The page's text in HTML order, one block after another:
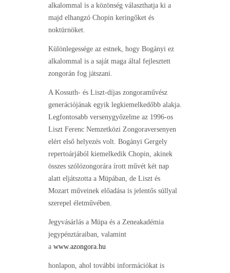
alkalommal is a közönség választhatja ki a
majd elhangzó Chopin keringőket és
noktürnöket.
Különlegessége az estnek, hogy Bogányi ez
alkalommal is a saját maga által fejlesztett
zongorán fog játszani.
A Kossuth- és Liszt-díjas zongoraművész
generációjának egyik legkiemelkedőbb alakja.
Legfontosabb versenygyőzelme az 1996-os
Liszt Ferenc Nemzetközi Zongoraversenyen
elért első helyezés volt. Bogányi Gergely
repertoárjából kiemelkedik Chopin, akinek
összes szólózongorára írott művét két nap
alatt eljátszotta a Müpában, de Liszt és
Mozart műveinek előadása is jelentős súllyal
szerepel életművében.
Jegyvásárlás a Müpa és a Zeneakadémia
jegypénztáraiban, valamint
a www.azongora.hu
honlapon, ahol további információkat is